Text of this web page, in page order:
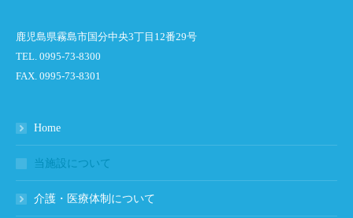
鹿児島県霧島市国分中央3丁目12番29号
TEL. 0995-73-8300
FAX. 0995-73-8301
Home
当施設について
介護・医療体制について